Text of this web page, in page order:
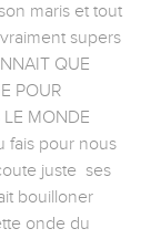
maris et tout
supers
QUE
POUR
LE MONDE
fais pour nous
juste  ses
bouilloner
onde du